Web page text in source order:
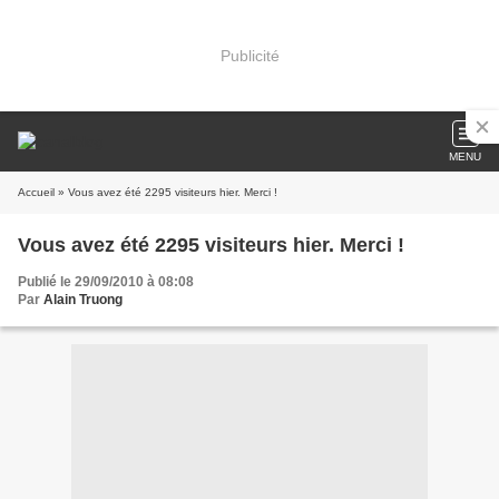
Publicité
MENU
Accueil » Vous avez été 2295 visiteurs hier. Merci !
Vous avez été 2295 visiteurs hier. Merci !
Publié le 29/09/2010 à 08:08
Par Alain Truong